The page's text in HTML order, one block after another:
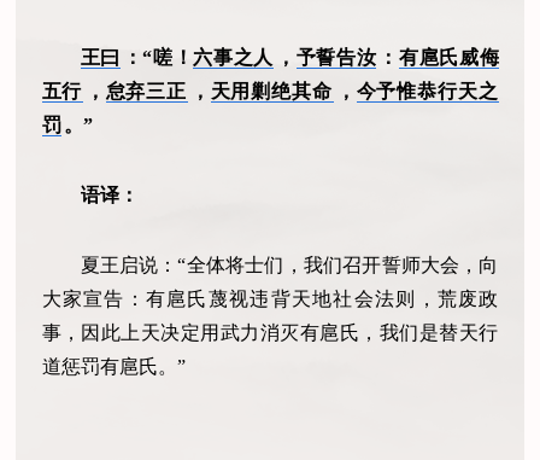
王曰 ：“嗟！六事之人 ， 予誓告汝 ： 有扈氏威侮
五行 ， 怠弃三正 ， 天用剿绝其命 ， 今予惟恭行天之
罚 。”
语译：
夏王启说：“全体将士们，我们召开誓师大会，向
大家宣告：有扈氏蔑视违背天地社会法则，荒废政
事，因此上天决定用武力消灭有扈氏，我们是替天行
道惩罚有扈氏。”